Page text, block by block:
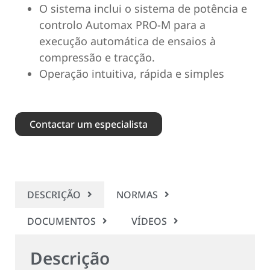
O sistema inclui o sistema de potência e
controlo Automax PRO-M para a
execução automática de ensaios à
compressão e tracção.
Operação intuitiva, rápida e simples
Contactar um especialista
DESCRIÇÃO
NORMAS
DOCUMENTOS
VÍDEOS
Descrição